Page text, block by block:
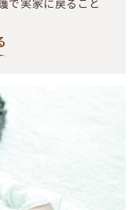
で実家に戻ること